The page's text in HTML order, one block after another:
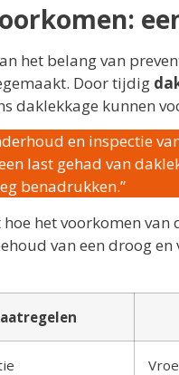
het belang van
Door tijdig
daklekkage kunnen
en inspectie
last gehad van
benadrukken.”
het voorkomen
van een droog en